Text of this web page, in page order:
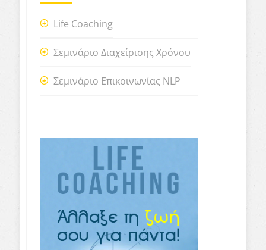
Life Coaching
Σεμινάριο Διαχείρισης Χρόνου
Σεμινάριο Επικοινωνίας NLP